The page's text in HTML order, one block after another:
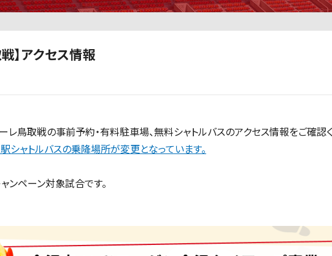
】アクセス情報
鳥取戦の事前予約・有料駐車場、無料シャトルバスのアクセス情報をご確認
ャトルバスの乗降場所が変更となっています。
ンペーン対象試合です。